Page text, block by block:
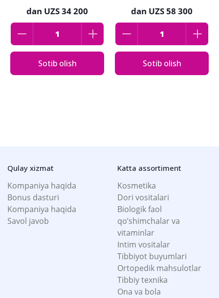
dan UZS 34 200
Sotib olish
dan UZS 58 300
Sotib olish
Qulay xizmat
Kompaniya haqida
Bonus dasturi
Kompaniya haqida
Savol javob
Katta assortiment
Kosmetika
Dori vositalari
Biologik faol
qo’shimchalar va
vitaminlar
Intim vositalar
Tibbiyot buyumlari
Ortopedik mahsulotlar
Tibbiy texnika
Ona va bola